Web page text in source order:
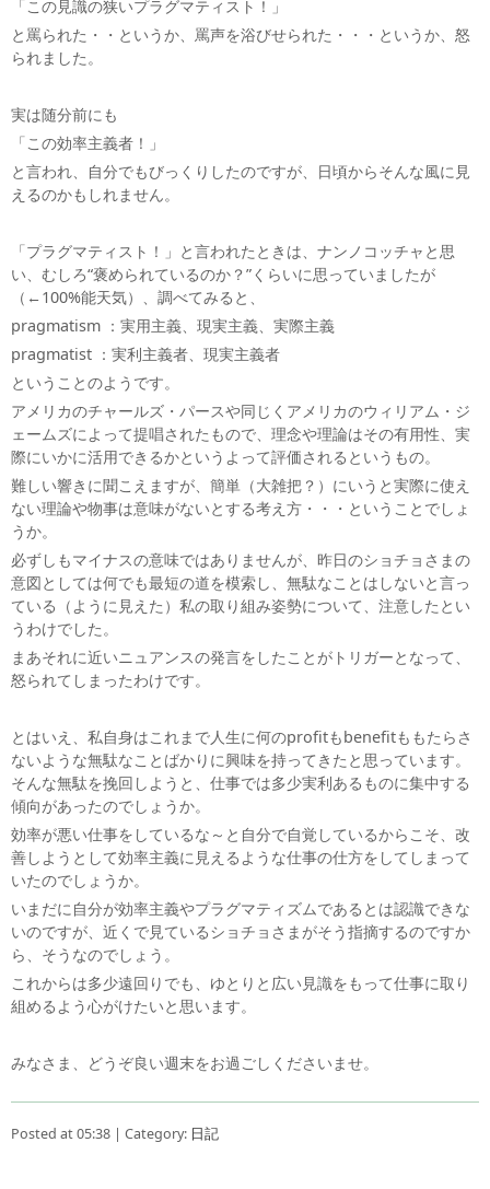
「この見識の狭いプラグマティスト！」
と罵られた・・というか、罵声を浴びせられた・・・というか、怒
られました。
実は随分前にも
「この効率主義者！」
と言われ、自分でもびっくりしたのですが、日頃からそんな風に見
えるのかもしれません。
「プラグマティスト！」と言われたときは、ナンノコッチャと思
い、むしろ“褒められているのか？”くらいに思っていましたが
（←100%能天気）、調べてみると、
pragmatism ：実用主義、現実主義、実際主義
pragmatist ：実利主義者、現実主義者
ということのようです。
アメリカのチャールズ・パースや同じくアメリカのウィリアム・ジ
ェームズによって提唱されたもので、理念や理論はその有用性、実
際にいかに活用できるかというよって評価されるというもの。
難しい響きに聞こえますが、簡単（大雑把？）にいうと実際に使え
ない理論や物事は意味がないとする考え方・・・ということでしょ
うか。
必ずしもマイナスの意味ではありませんが、昨日のショチョさまの
意図としては何でも最短の道を模索し、無駄なことはしないと言っ
ている（ように見えた）私の取り組み姿勢について、注意したとい
うわけでした。
まあそれに近いニュアンスの発言をしたことがトリガーとなって、
怒られてしまったわけです。
とはいえ、私自身はこれまで人生に何のprofitもbenefitももたらさ
ないような無駄なことばかりに興味を持ってきたと思っています。
そんな無駄を挽回しようと、仕事では多少実利あるものに集中する
傾向があったのでしょうか。
効率が悪い仕事をしているな～と自分で自覚しているからこそ、改
善しようとして効率主義に見えるような仕事の仕方をしてしまって
いたのでしょうか。
いまだに自分が効率主義やプラグマティズムであるとは認識できな
いのですが、近くで見ているショチョさまがそう指摘するのですか
ら、そうなのでしょう。
これからは多少遠回りでも、ゆとりと広い見識をもって仕事に取り
組めるよう心がけたいと思います。
みなさま、どうぞ良い週末をお過ごしくださいませ。
Posted at 05:38 | Category: 日記